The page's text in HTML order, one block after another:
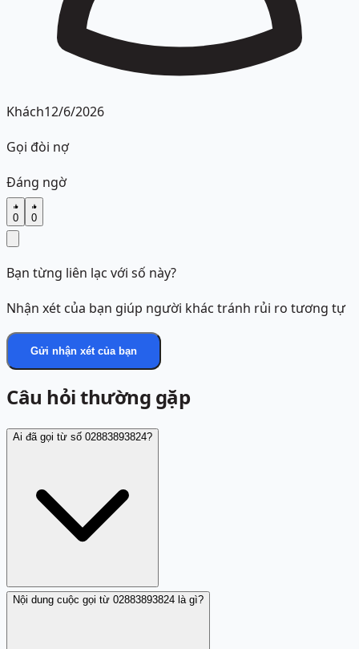
Khách12/6/2026
Gọi đòi nợ
Đáng ngờ
0 0
Bạn từng liên lạc với số này?
Nhận xét của bạn giúp người khác tránh rủi ro tương tự
Gửi nhận xét của bạn
Câu hỏi thường gặp
Ai đã gọi từ số 02883893824?
Một người đóng góp cho biết nhận cuộc gọi từ
Nội dung cuộc gọi từ 02883893824 là gì?